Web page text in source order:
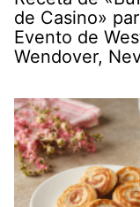
de Casino»
Evento de
Wendover,